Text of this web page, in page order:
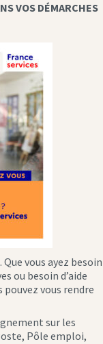
VOS DÉMARCHES
vous ayez besoin
ou besoin d’aide
pouvez vous rendre
sur les
Pôle emploi,